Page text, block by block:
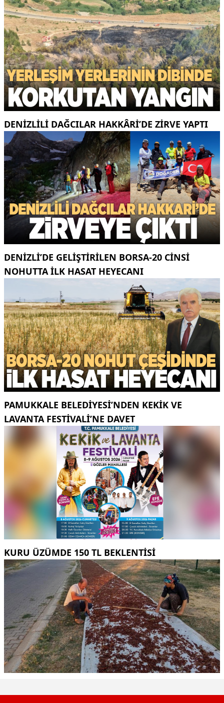
DENIZLILI DAĞCILAR HAKKÂRI’DE ZIRVE YAPTI
DENIZLI’DE GELIŞTIRILEN BORSA-20 CINSI
NOHUTTA ILK HASAT HEYECANI
PAMUKKALE BELEDIYESI’NDEN KEKIK VE
LAVANTA FESTIVALI’NE DAVET
KURU ÜZÜMDE 150 TL BEKLENTISI